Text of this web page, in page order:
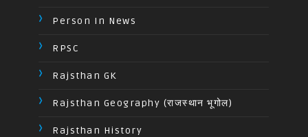
Person In News
RPSC
Rajsthan GK
Rajsthan Geography (राजस्थान भूगोल)
Rajsthan History